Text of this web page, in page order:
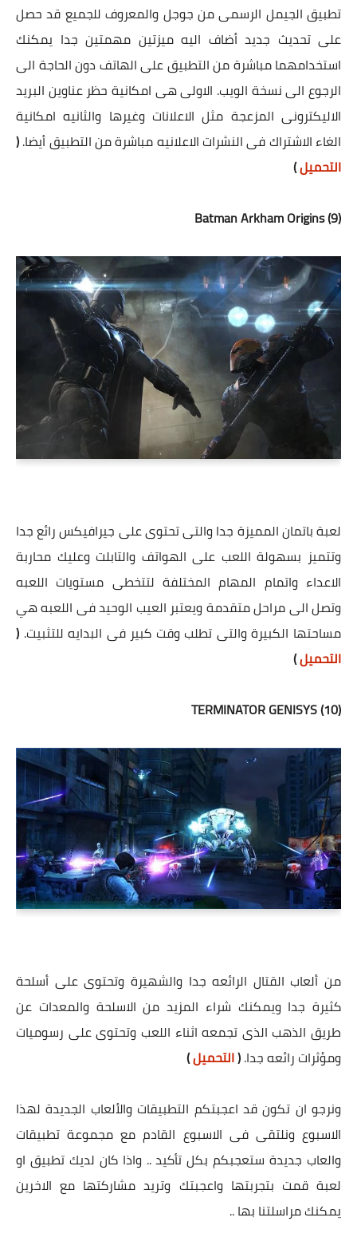
تطبيق الجيمل الرسمى من جوجل والمعروف للجميع قد حصل
على تحديث جديد أضاف اليه ميزتين مهمتين جدا يمكنك
استخدامهما مباشرة من التطبيق على الهاتف دون الحاجة الى
الرجوع الى نسخة الويب. الاولى هى امكانية حظر عناوين البريد
الاليكترونى المزعجة مثل الاعلانات وغيرها والثانيه امكانية
الغاء الاشتراك فى النشرات الاعلانيه مباشرة من التطبيق أيضا.(
التحميل)
(9) Batman Arkham Origins
لعبة باتمان المميزة جدا والتى تحتوى على جيرافيكس رائع جدا
وتتميز بسهولة اللعب على الهواتف والتابلت وعليك محاربة
الاعداء واتمام المهام المختلفة لتتخطى مستويات اللعبه
وتصل الى مراحل متقدمة ويعتبر العيب الوحيد فى اللعبه هي
مساحتها الكبيرة والتى تطلب وقت كبير فى البدايه للتثبيت. (
التحميل)
(10) TERMINATOR GENISYS
من ألعاب القتال الرائعه جدا والشهيرة وتحتوى على أسلحة
كثيرة جدا ويمكنك شراء المزيد من الاسلحة والمعدات عن
طريق الذهب الذى تجمعه اثناء اللعب وتحتوى على رسوميات
ومؤثرات رائعه جدا.(التحميل)
ونرجو ان تكون قد اعجبتكم التطبيقات والألعاب الجديدة لهذا
الاسبوع ونلتقى فى الاسبوع القادم مع مجموعة تطبيقات
والعاب جديدة ستعجبكم بكل تأكيد .. واذا كان لديك تطبيق او
لعبة قمت بتجربتها واعجبتك وتريد مشاركتها مع الاخرين
يمكنك مراسلتنا بها ..